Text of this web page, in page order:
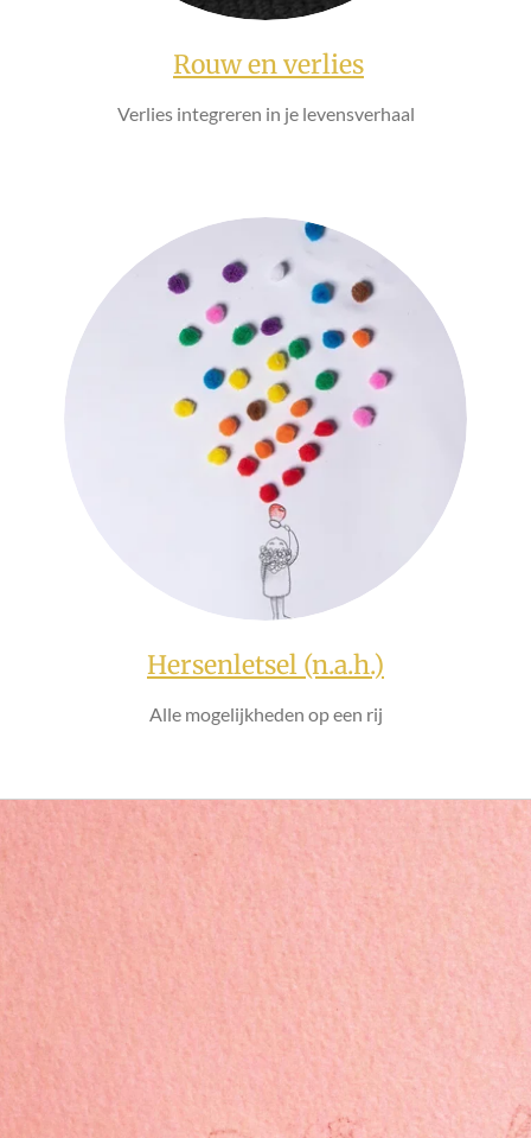
Rouw en verlies
Verlies integreren in je levensverhaal
Hersenletsel (n.a.h.)
Alle mogelijkheden op een rij